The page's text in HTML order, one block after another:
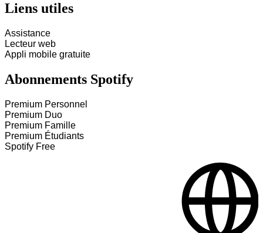
Liens utiles
Assistance
Lecteur web
Appli mobile gratuite
Abonnements Spotify
Premium Personnel
Premium Duo
Premium Famille
Premium Étudiants
Spotify Free